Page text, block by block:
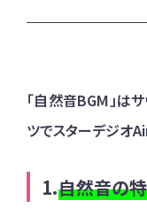
「自然音BGM」は
ツでスターデジオ
自然音の